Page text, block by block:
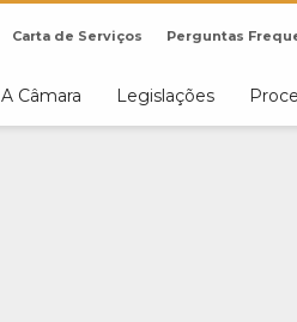
Carta de Serviços Perguntas
A Câmara Legislações